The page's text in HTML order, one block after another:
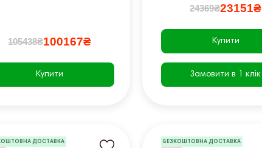
105438₴100167₴
Купити
24369₴23151₴
Купити
Замовити в 1 клік
ДОСТАВКА
БЕЗКОШТОВНА ДОСТАВКА